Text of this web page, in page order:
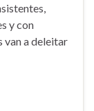
y con
van a deleitar